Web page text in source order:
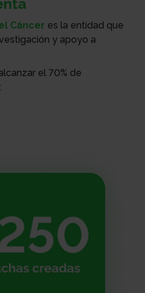
Cáncer es la entidad que
y apoyo a
el 70% de